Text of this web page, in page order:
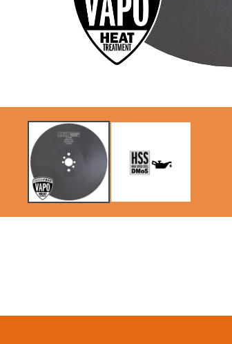
LAME CIRCOLARI
CMT CONTRACTOR
TOOLS® - ITK PLUS®